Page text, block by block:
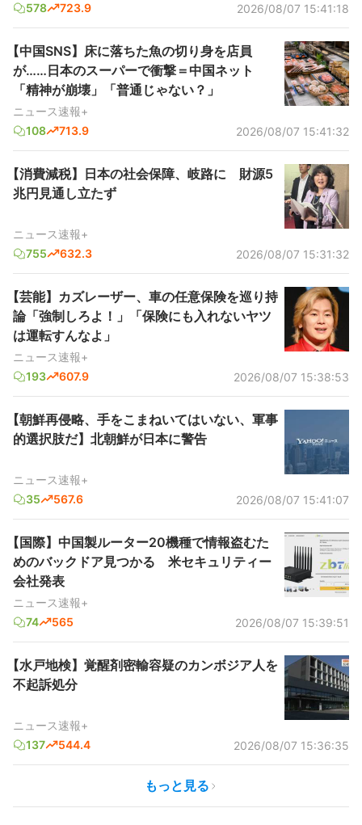
578
723.9 2026/08/07 15:41:18
【中国SNS】床に落ちた魚の切り身を店員
が……日本のスーパーで衝撃＝中国ネット
「精神が崩壊」「普通じゃない？」
ニュース速報+
108
713.9 2026/08/07 15:41:32
【消費減税】日本の社会保障、岐路に 財源5
兆円見通し立たず
ニュース速報+
755
632.3 2026/08/07 15:31:32
【芸能】カズレーザー、車の任意保険を巡り持
論「強制しろよ！」「保険にも入れないヤツ
は運転すんなよ」
ニュース速報+
193
607.9 2026/08/07 15:38:53
【朝鮮再侵略、手をこまねいてはいない、軍事
的選択肢だ】北朝鮮が日本に警告
ニュース速報+
35
567.6 2026/08/07 15:41:07
【国際】中国製ルーター20機種で情報盗むた
めのバックドア見つかる 米セキュリティー
会社発表
ニュース速報+
74
565 2026/08/07 15:39:51
【水戸地検】覚醒剤密輸容疑のカンボジア人を
不起訴処分
ニュース速報+
137
544.4 2026/08/07 15:36:35
もっと見る